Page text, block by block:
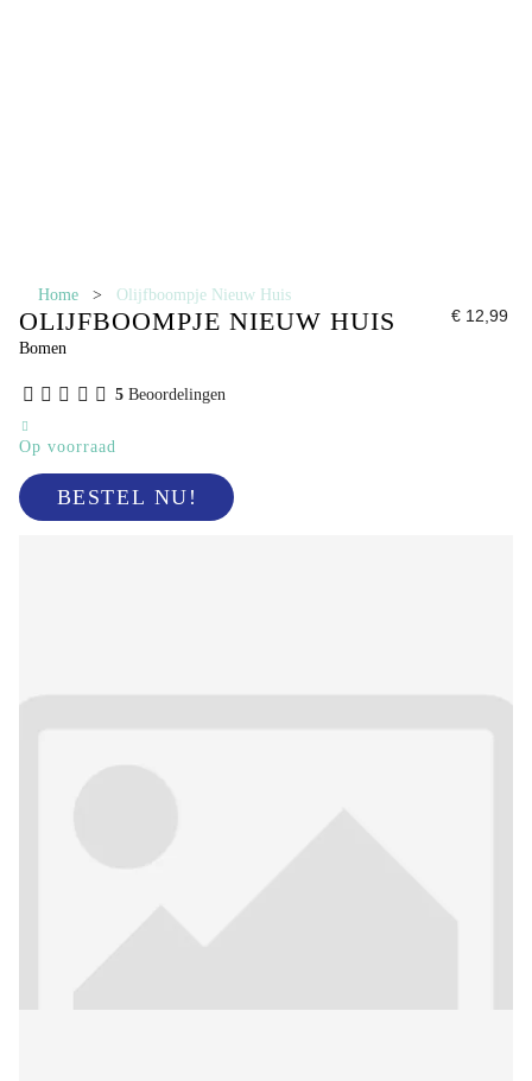
Home > Olijfboompje Nieuw Huis
OLIJFBOOMPJE NIEUW HUIS
Bomen
€ 12,99
5Beoordelingen
Op voorraad
BESTEL NU!